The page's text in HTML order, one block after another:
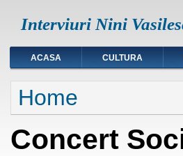
Interviuri Nini
ACASA CULTURA
You are here
Home
Concert